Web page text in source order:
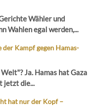
Wähler und
Wahlen egal werden,...
Kampf gegen Hamas-
Ja. Hamas hat Gaza
jetzt die...
hat nur der Kopf –